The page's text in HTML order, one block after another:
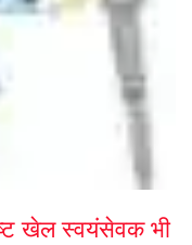
खेल स्वयंसेवक भी